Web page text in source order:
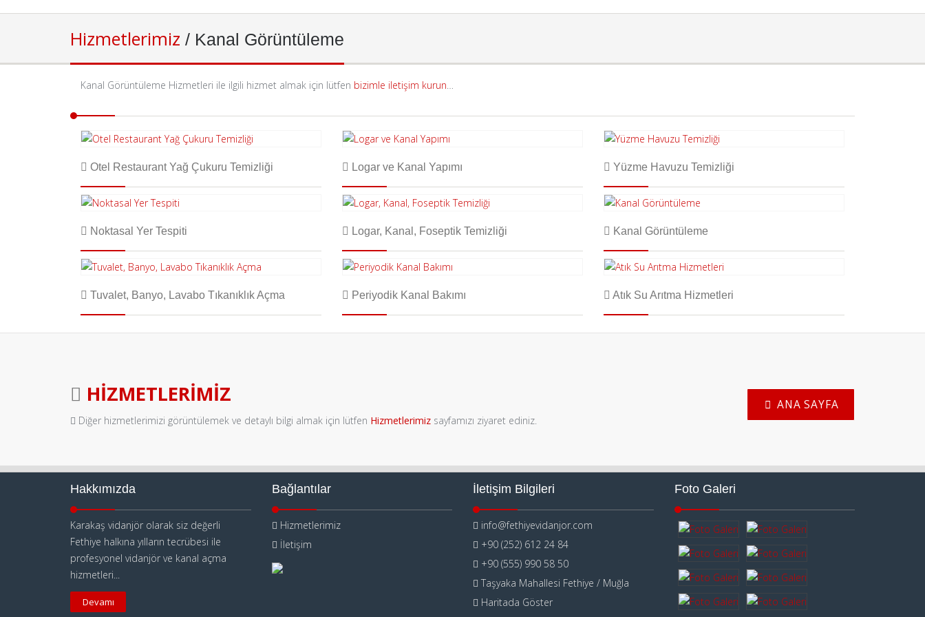
Hizmetlerimiz / Kanal Görüntüleme
Kanal Görüntüleme Hizmetleri ile ilgili hizmet almak için lütfen bizimle iletişim kurun
Otel Restaurant Yağ Çukuru Temizliği Logar ve Kanal Yapımı Yüzme Havuzu Temizliği
Noktasal Yer Tespiti Logar, Kanal, Foseptik Temizliği Kanal Görüntüleme
Tuvalet, Banyo, Lavabo Tıkanıklık Açma Periyodik Kanal Bakımı Atık Su Arıtma Hizmetleri
HIZMETLERIMIZ
Diğer hizmetlerimizi görüntülemek ve detaylı bilgi almak için lütfen Hizmetlerimiz sayfamızı ziyaret ediniz.
ANA SAYFA
Hakkımızda
Karakaş vidanjör olarak siz değerli
Fethiye halkına yılların tecrübesi ile
profesyonel vidanjör ve kanal açma
hizmetleri...
Devamı
Bağlantılar
Hizmetlerimiz
İletişim
İletişim Bilgileri
info@fethiyevidanjor.com
+90 (252) 612 24 84
+90 (555) 990 58 50
Taşyaka Mahallesi Fethiye / Muğla
Haritada Göster
Foto Galeri